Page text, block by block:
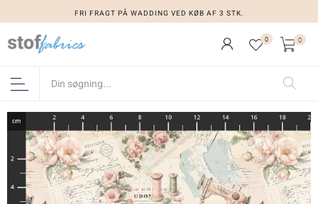
FRI FRAGT PÅ WADDING VED KØB AF 3 STK.
0 0